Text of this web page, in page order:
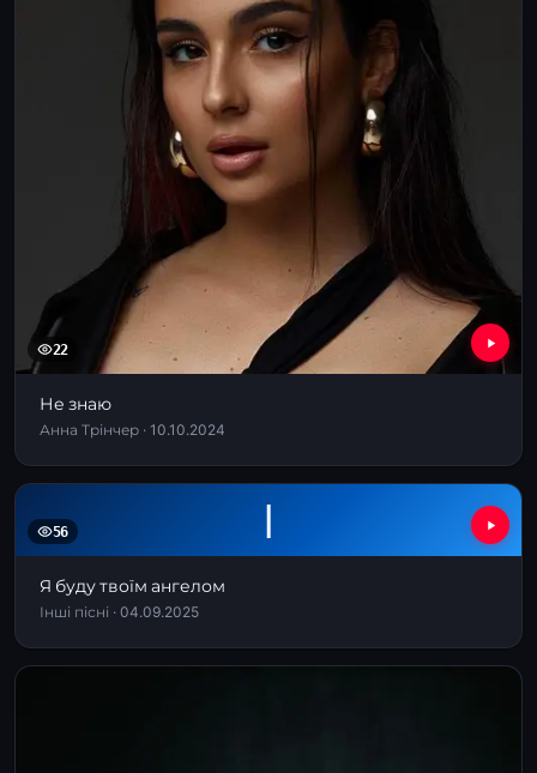
22
Не знаю
Анна Трінчер · 10.10.2024
І
56
Я буду твоїм ангелом
Інші пісні · 04.09.2025